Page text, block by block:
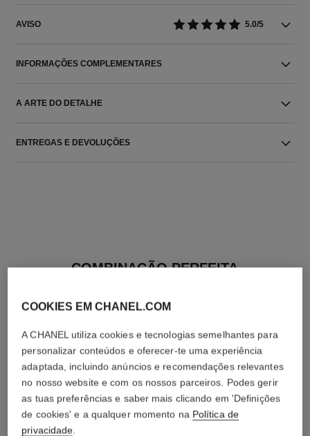
AVISO 5.0/5
INFORMAÇÕES COMPLEMENTARES
A ARTE DO DETALHE
ENTREGAS E DEVOLUÇÕES
COMBINAÇÃO PERFEITA
COOKIES EM CHANEL.COM
A CHANEL utiliza cookies e tecnologias semelhantes para
personalizar conteúdos e oferecer-te uma experiência
adaptada, incluindo anúncios e recomendações relevantes
no nosso website e com os nossos parceiros. Podes gerir
as tuas preferências e saber mais clicando em 'Definições
de cookies' e a qualquer momento na Política de
privacidade.